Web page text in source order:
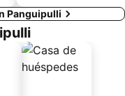
Panguipulli